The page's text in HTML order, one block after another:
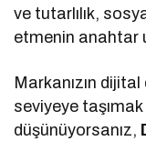
ve tutarlılık,
etmenin anahtar
Markanızın dijital
seviyeye
düşünüyorsanız,